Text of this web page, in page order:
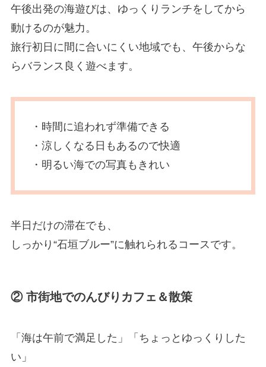
午後出発の海遊びは、ゆっくりランチをしてから
動けるのが魅力。
旅行初日に間に合いにくい地域でも、午後からな
らバランス良く遊べます。
・時間に追われず準備できる
・涼しくなる日もあるので快適
・明るい海での写真もきれい
半日だけの滞在でも、
しっかり“石垣ブルー”に触れられるコースです。
② 市街地でのんびりカフェ＆散策
「海は午前で満足した」「ちょっとゆっくりした
い」